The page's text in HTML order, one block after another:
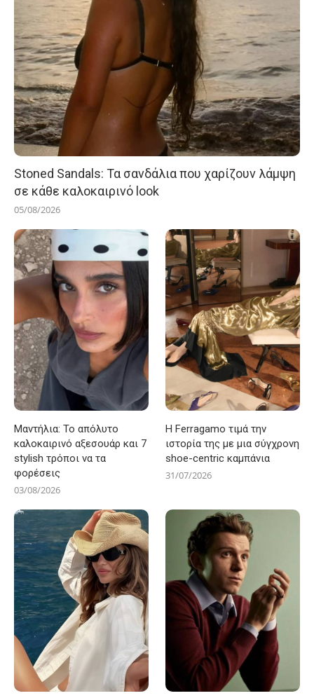
Stoned Sandals: Τα σανδάλια που χαρίζουν λάμψη
σε κάθε καλοκαιρινό look
05/08/2026
Μαντήλια: Το απόλυτο
καλοκαιρινό αξεσουάρ και 7
stylish τρόποι να τα
φορέσεις
03/08/2026
Η Ferragamo τιμά την
ιστορία της με μια σύγχρονη
shoe-centric καμπάνια
31/07/2026